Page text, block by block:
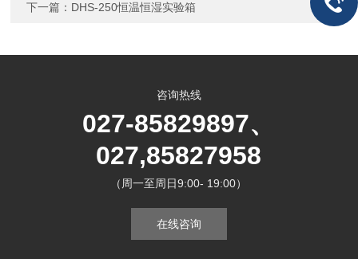
下一篇： DHS-250恒温恒湿实验箱
咨询热线
027-85829897、
027,85827958
（周一至周日9:00- 19:00）
在线咨询